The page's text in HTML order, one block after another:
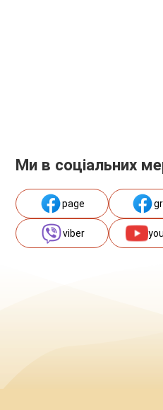
Ми в соціальних
page
viber